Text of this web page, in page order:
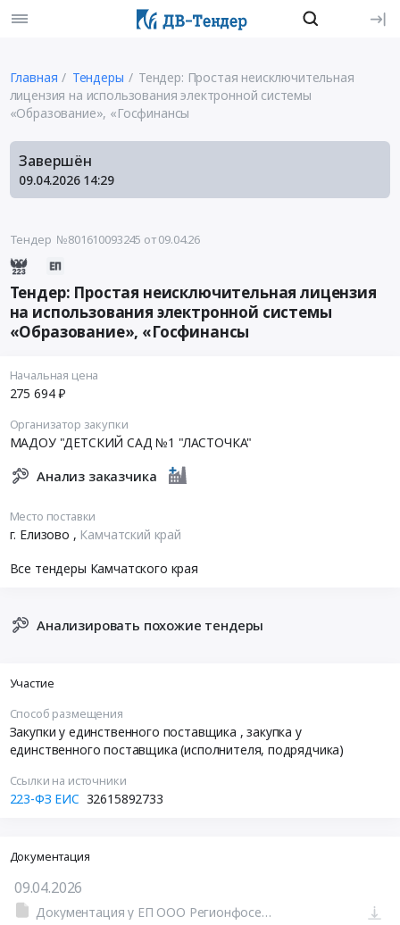
Главная Тендеры
Тендер: Простая неисключительная
лицензия на использования электронной системы
«Образование», «Госфинансы
Завершён
09.04.2026 14:29
Тендер №801610093245 от 09.04.26
Тендер: Простая неисключительная лицензия
на использования электронной системы
«Образование», «Госфинансы
Начальная цена
275 694 ₽
Организатор закупки
МАДОУ "ДЕТСКИЙ САД №1 "ЛАСТОЧКА"
Анализ заказчика
Место поставки
г. Елизово , Камчатский край
Все тендеры Камчатского края
Анализировать похожие тендеры
Участие
Способ размещения
Закупки у единственного поставщика , закупка у
единственного поставщика (исполнителя, подрядчика)
Ссылки на источники
223-ФЗ ЕИС 32615892733
Документация
09.04.2026
Документация у ЕП ООО Регионфосервис